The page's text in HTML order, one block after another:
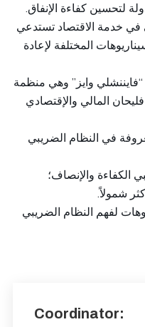
لتحسين كفاءة الإنفاق.
في خدمة الاقتصاد تستدعي
المختلفة لإعادة
وايز” وهي منظمة
المالي والإقتصادي
في النظام الضريبي
والإنصاف؛
شمولاً.
لفهم النظام الضريبي
Coordinator: